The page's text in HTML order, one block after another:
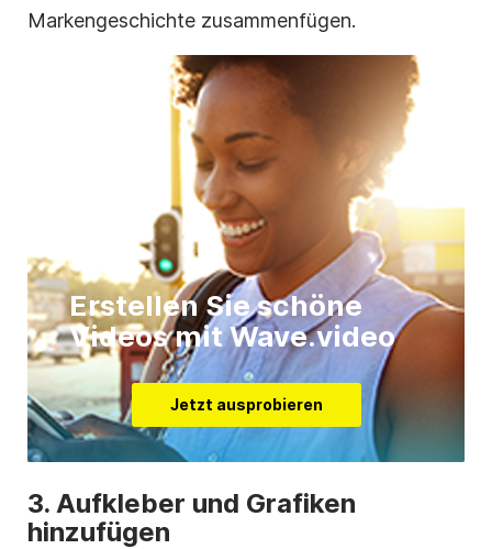
Markengeschichte zusammenfügen.
Erstellen Sie schöne
Videos mit Wave.video
Jetzt ausprobieren
3. Aufkleber und Grafiken
hinzufügen